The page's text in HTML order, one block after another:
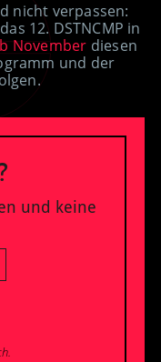
nicht verpassen:
12. DSTNCMP in
November diesen
und der
und keine